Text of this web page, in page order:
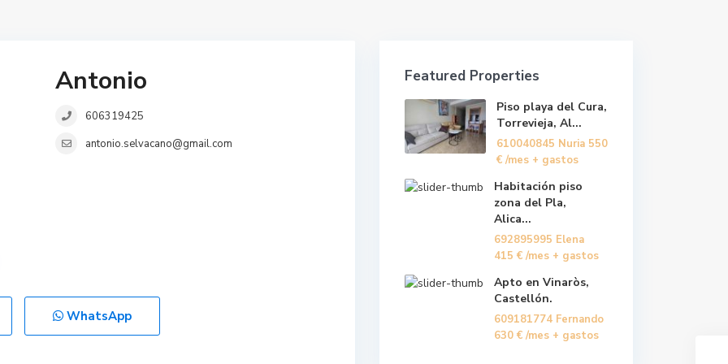
Antonio
606319425
antonio.selvacano@gmail.com
WhatsApp
Featured Properties
Piso playa del Cura,
Torrevieja, Al...
610040845 Nuria 550
€ /mes + gastos
Habitación piso
zona del Pla,
Alica...
692895995 Elena
415 € /mes + gastos
Apto en Vinaròs,
Castellón.
609181774 Fernando
630 € /mes + gastos